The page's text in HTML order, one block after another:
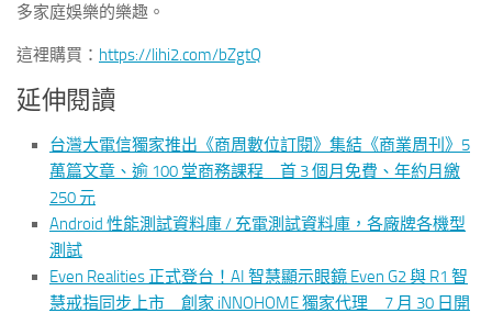
多家庭娛樂的樂趣。
這裡購買： https://lihi2.com/bZgtQ
延伸閱讀
台灣大電信獨家推出《商周數位訂閱》集結《商業周刊》5
萬篇文章、逾 100 堂商務課程 首 3 個月免費、年約月繳
250 元
Android 性能測試資料庫 / 充電測試資料庫，各廠牌各機型
測試
Even Realities 正式登台！AI 智慧顯示眼鏡 Even G2 與 R1 智
慧戒指同步上市 創家 iNNOHOME 獨家代理 7 月 30 日開